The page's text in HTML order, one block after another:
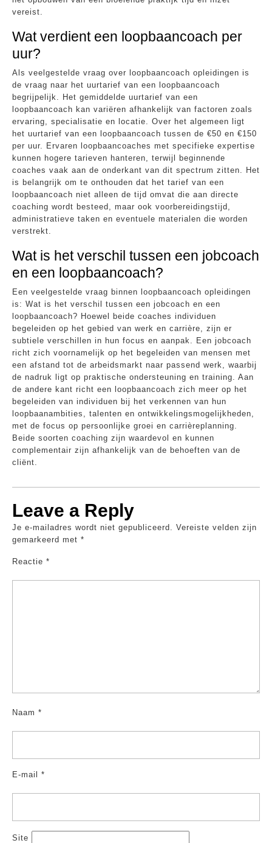
vereist.
Wat verdient een loopbaancoach per
uur?
Als veelgestelde vraag over loopbaancoach opleidingen is
de vraag naar het uurtarief van een loopbaancoach
begrijpelijk. Het gemiddelde uurtarief van een
loopbaancoach kan variëren afhankelijk van factoren zoals
ervaring, specialisatie en locatie. Over het algemeen ligt
het uurtarief van een loopbaancoach tussen de €50 en €150
per uur. Ervaren loopbaancoaches met specifieke expertise
kunnen hogere tarieven hanteren, terwijl beginnende
coaches vaak aan de onderkant van dit spectrum zitten. Het
is belangrijk om te onthouden dat het tarief van een
loopbaancoach niet alleen de tijd omvat die aan directe
coaching wordt besteed, maar ook voorbereidingstijd,
administratieve taken en eventuele materialen die worden
verstrekt.
Wat is het verschil tussen een jobcoach
en een loopbaancoach?
Een veelgestelde vraag binnen loopbaancoach opleidingen
is: Wat is het verschil tussen een jobcoach en een
loopbaancoach? Hoewel beide coaches individuen
begeleiden op het gebied van werk en carrière, zijn er
subtiele verschillen in hun focus en aanpak. Een jobcoach
richt zich voornamelijk op het begeleiden van mensen met
een afstand tot de arbeidsmarkt naar passend werk, waarbij
de nadruk ligt op praktische ondersteuning en training. Aan
de andere kant richt een loopbaancoach zich meer op het
begeleiden van individuen bij het verkennen van hun
loopbaanambities, talenten en ontwikkelingsmogelijkheden,
met de focus op persoonlijke groei en carrièreplanning.
Beide soorten coaching zijn waardevol en kunnen
complementair zijn afhankelijk van de behoeften van de
cliënt.
Leave a Reply
Je e-mailadres wordt niet gepubliceerd. Vereiste velden zijn
gemarkeerd met *
Reactie *
Naam *
E-mail *
Site